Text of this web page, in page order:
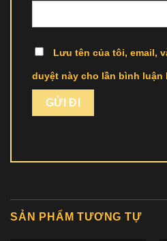
Lưu tên của tôi, email,
duyệt này cho lần bình luận
SẢN PHẨM TƯƠNG TỰ